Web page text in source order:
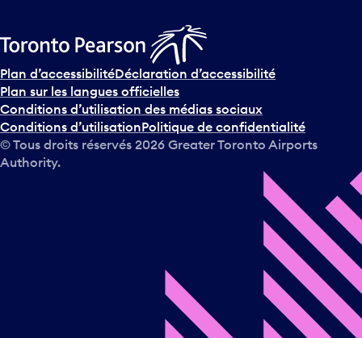
Plan d’accessibilitéDéclaration d’accessibilité
Plan sur les langues officielles
Conditions d’utilisation des médias sociaux
Conditions d’utilisationPolitique de confidentialité
© Tous droits réservés 2026 Greater Toronto Airports
Authority.